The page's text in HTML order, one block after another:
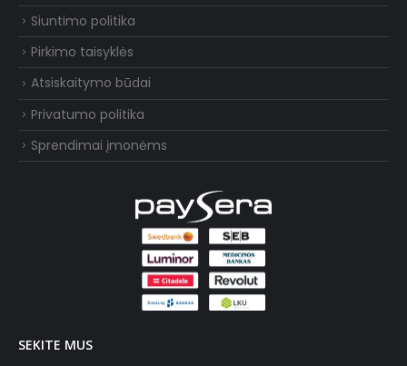
Siuntimo politika
Pirkimo taisyklės
Atsiskaitymo būdai
Privatumo politika
Sprendimai įmonėms
SEKITE MUS